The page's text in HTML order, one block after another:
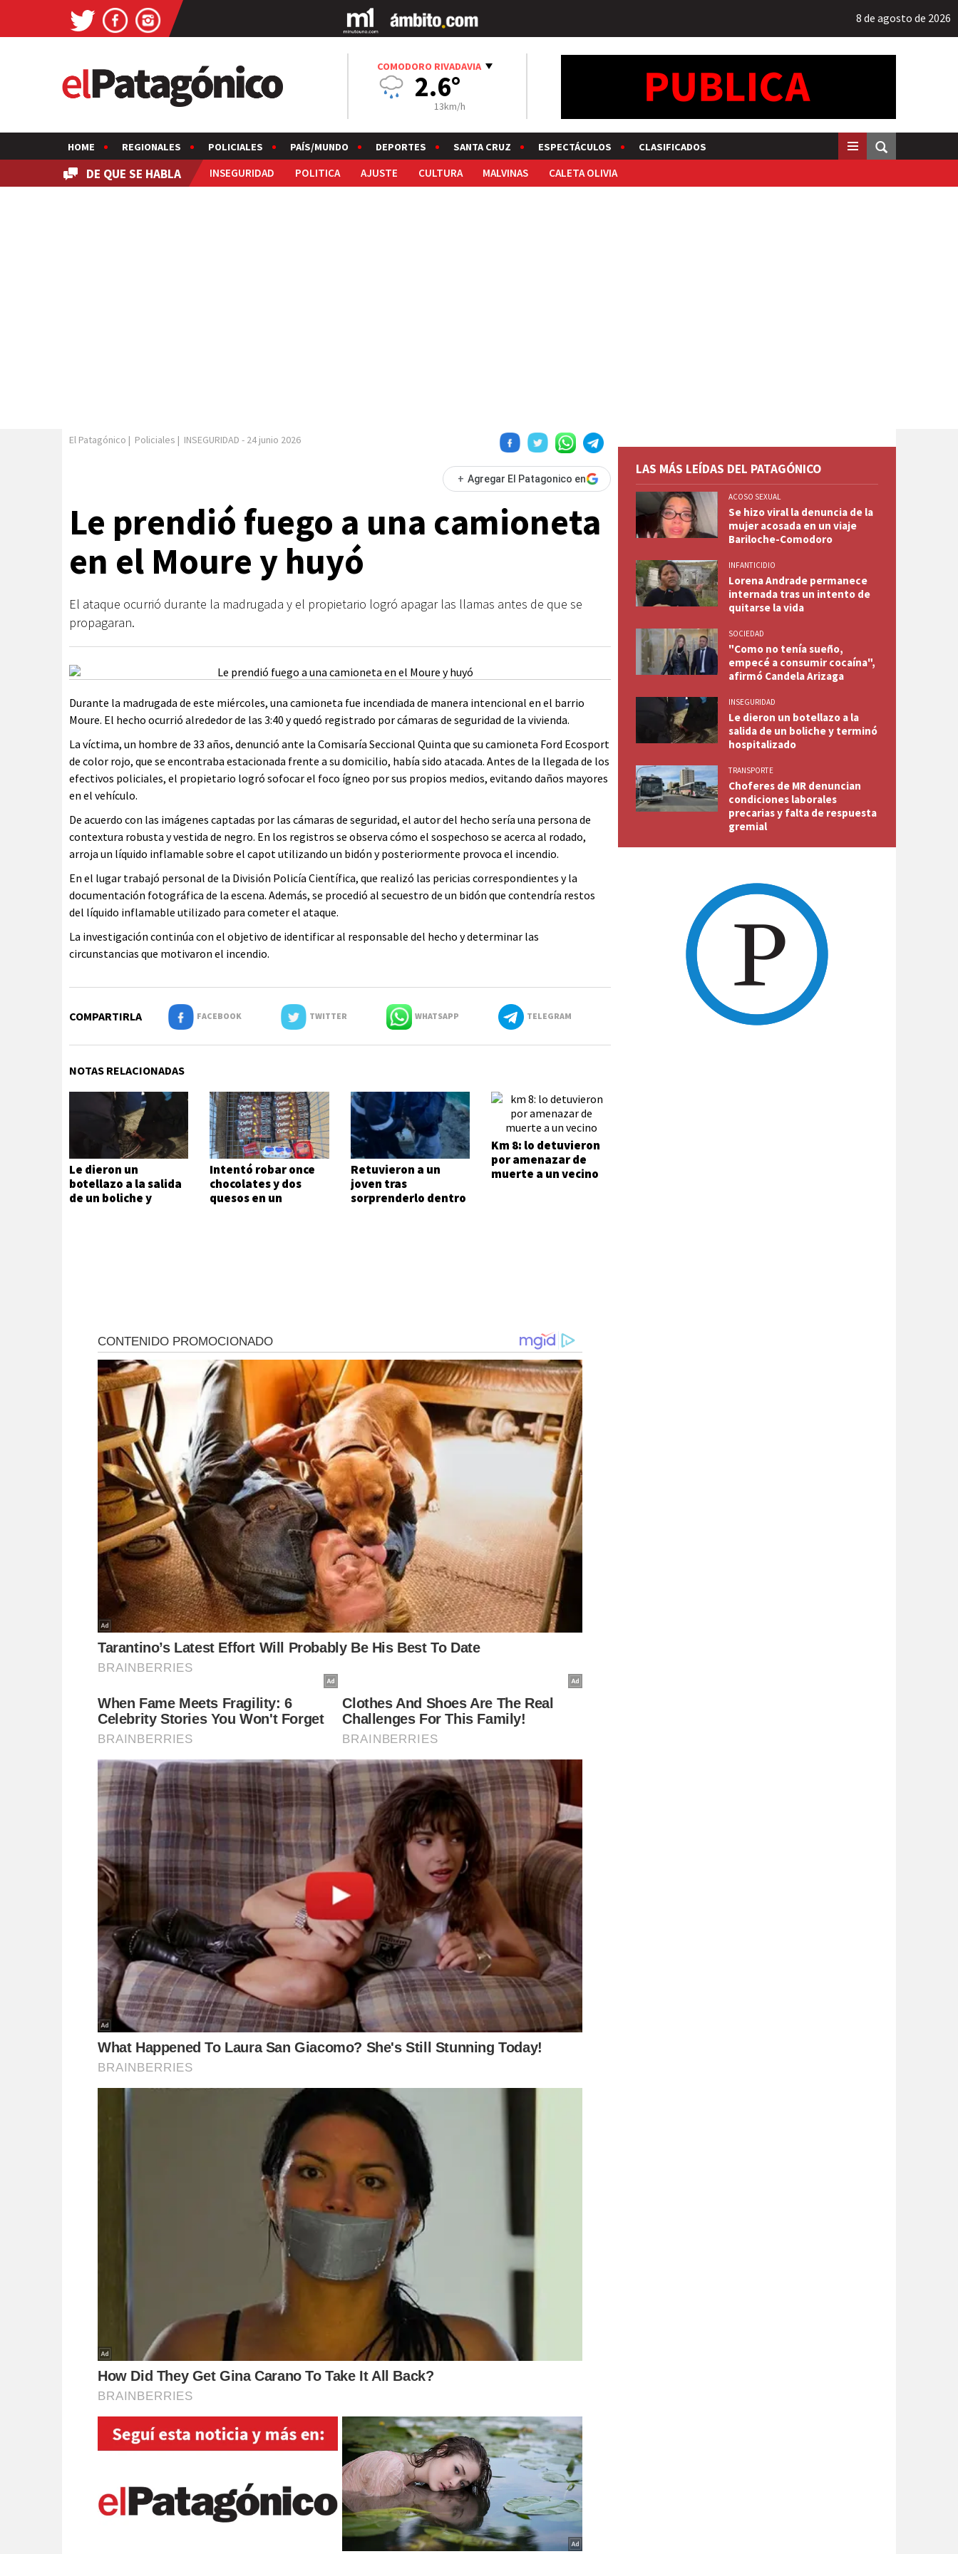
8 de agosto de 2026
COMODORO RIVADAVIA
2.6°
13km/h
HOME REGIONALES POLICIALES PAÍS/MUNDO DEPORTES SANTA CRUZ ESPECTÁCULOS CLASIFICADOS
DE QUE SE HABLA INSEGURIDAD POLITICA AJUSTE CULTURA MALVINAS CALETA OLIVIA
El Patagónico | Policiales | INSEGURIDAD - 24 junio 2026
+ Agregar El Patagonico en
Le prendió fuego a una camioneta
en el Moure y huyó
El ataque ocurrió durante la madrugada y el propietario logró apagar las llamas antes de que se
propagaran.
Durante la madrugada de este miércoles, una camioneta fue incendiada de manera intencional en el barrio
Moure. El hecho ocurrió alrededor de las 3:40 y quedó registrado por cámaras de seguridad de la vivienda.
La víctima, un hombre de 33 años, denunció ante la Comisaría Seccional Quinta que su camioneta Ford Ecosport
de color rojo, que se encontraba estacionada frente a su domicilio, había sido atacada. Antes de la llegada de los
efectivos policiales, el propietario logró sofocar el foco ígneo por sus propios medios, evitando daños mayores
en el vehículo.
De acuerdo con las imágenes captadas por las cámaras de seguridad, el autor del hecho sería una persona de
contextura robusta y vestida de negro. En los registros se observa cómo el sospechoso se acerca al rodado,
arroja un líquido inflamable sobre el capot utilizando un bidón y posteriormente provoca el incendio.
En el lugar trabajó personal de la División Policía Científica, que realizó las pericias correspondientes y la
documentación fotográfica de la escena. Además, se procedió al secuestro de un bidón que contendría restos
del líquido inflamable utilizado para cometer el ataque.
La investigación continúa con el objetivo de identificar al responsable del hecho y determinar las
circunstancias que motivaron el incendio.
COMPARTIRLA FACEBOOK TWITTER WHATSAPP TELEGRAM
NOTAS RELACIONADAS
Le dieron un
botellazo a la salida
de un boliche y
Intentó robar once
chocolates y dos
quesos en un
Retuvieron a un
joven tras
sorprenderlo dentro
Km 8: lo detuvieron
por amenazar de
muerte a un vecino
LAS MÁS LEÍDAS DEL PATAGÓNICO
ACOSO SEXUAL
Se hizo viral la denuncia de la
mujer acosada en un viaje
Bariloche-Comodoro
INFANTICIDIO
Lorena Andrade permanece
internada tras un intento de
quitarse la vida
SOCIEDAD
"Como no tenía sueño,
empecé a consumir cocaína",
afirmó Candela Arizaga
INSEGURIDAD
Le dieron un botellazo a la
salida de un boliche y terminó
hospitalizado
TRANSPORTE
Choferes de MR denuncian
condiciones laborales
precarias y falta de respuesta
gremial